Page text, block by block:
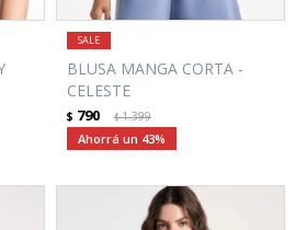
BLUSA MANGA CORTA -
CELESTE
$ 790 $1.399
43